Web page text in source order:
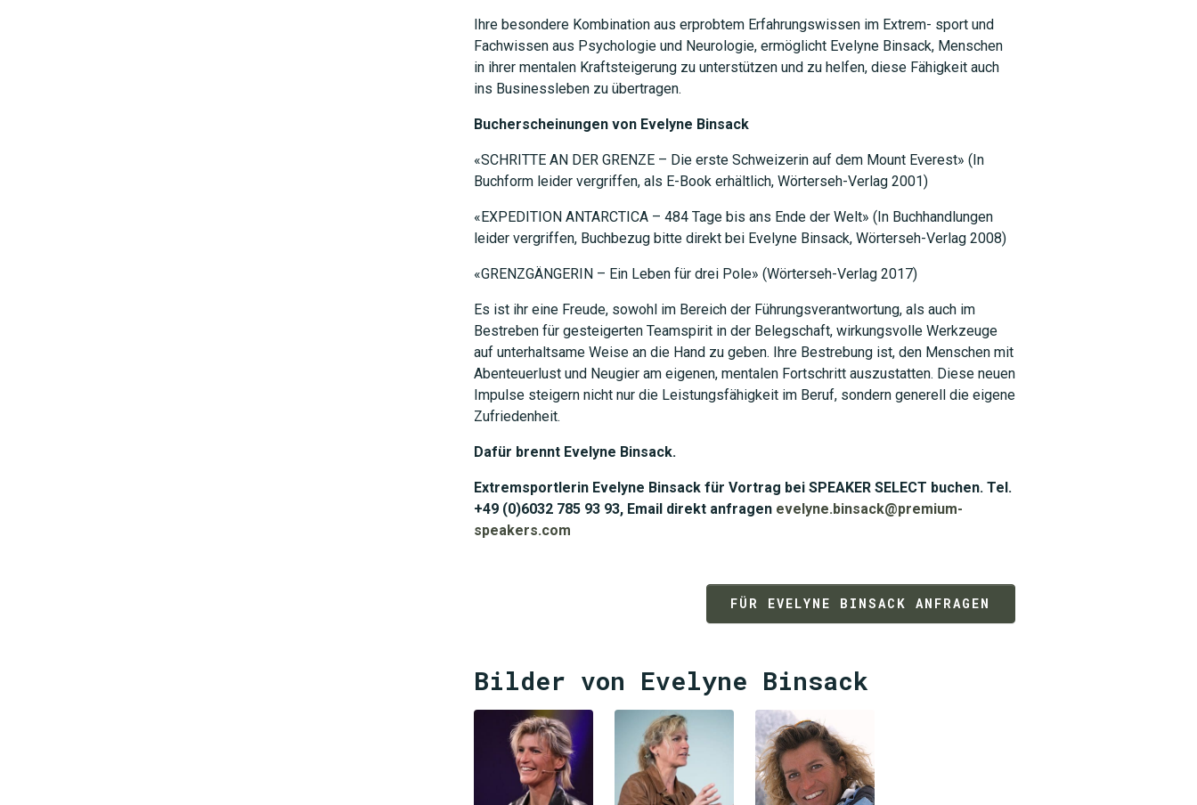
Ihre besondere Kombination aus erprobtem Erfahrungswissen im Extrem- sport und
Fachwissen aus Psychologie und Neurologie, ermöglicht Evelyne Binsack, Menschen
in ihrer mentalen Kraftsteigerung zu unterstützen und zu helfen, diese Fähigkeit auch
ins Businessleben zu übertragen.
Bucherscheinungen von Evelyne Binsack
«SCHRITTE AN DER GRENZE – Die erste Schweizerin auf dem Mount Everest» (In
Buchform leider vergriffen, als E-Book erhältlich, Wörterseh-Verlag 2001)
«EXPEDITION ANTARCTICA – 484 Tage bis ans Ende der Welt» (In Buchhandlungen
leider vergriffen, Buchbezug bitte direkt bei Evelyne Binsack, Wörterseh-Verlag 2008)
«GRENZGÄNGERIN – Ein Leben für drei Pole» (Wörterseh-Verlag 2017)
Es ist ihr eine Freude, sowohl im Bereich der Führungsverantwortung, als auch im
Bestreben für gesteigerten Teamspirit in der Belegschaft, wirkungsvolle Werkzeuge
auf unterhaltsame Weise an die Hand zu geben. Ihre Bestrebung ist, den Menschen mit
Abenteuerlust und Neugier am eigenen, mentalen Fortschritt auszustatten. Diese neuen
Impulse steigern nicht nur die Leistungsfähigkeit im Beruf, sondern generell die eigene
Zufriedenheit.
Dafür brennt Evelyne Binsack.
Extremsportlerin Evelyne Binsack für Vortrag bei SPEAKER SELECT buchen. Tel.
+49 (0)6032 785 93 93, Email direkt anfragen evelyne.binsack@premium-
speakers.com
FÜR EVELYNE BINSACK ANFRAGEN
Bilder von Evelyne Binsack